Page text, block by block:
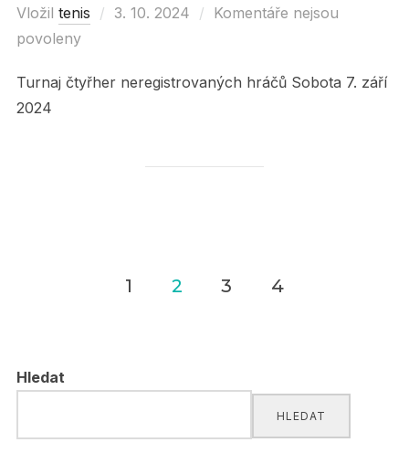
Vložil tenis
Posted
3. 10. 2024
Komentáře nejsou
povoleny
Turnaj čtyřher neregistrovaných hráčů Sobota 7. září
2024
příspěvky
1 2 3 4
Hledat
HLEDAT